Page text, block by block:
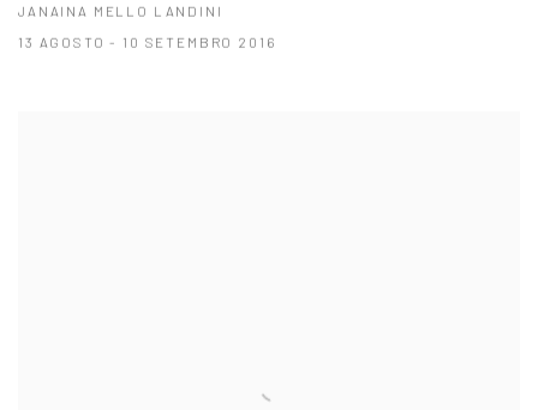
JANAINA MELLO LANDINI
13 AGOSTO - 10 SETEMBRO 2016